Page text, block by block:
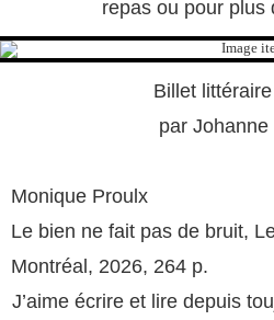
repas ou pour plus
Billet
par Johanne
Monique Proulx
Le bien ne fait pas de bruit,
Montréal, 2026, 264 p.
J’aime écrire et lire depuis